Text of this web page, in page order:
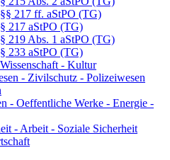
§§ 217 ff. aStPO (TG)
§ 217 aStPO (TG)
§ 219 Abs. 1 aStPO (TG)
§ 233 aStPO (TG)
- Kultur
- Zivilschutz - Polizeiwesen
- Oeffentliche Werke - Energie -
- Arbeit - Soziale Sicherheit